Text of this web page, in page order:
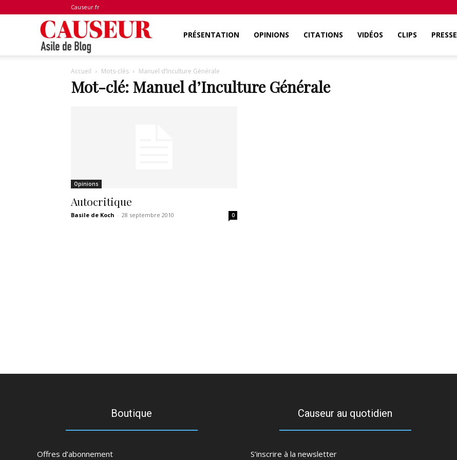
Causeur.fr
de
PRÉSENTATION OPINIONS CITATIONS VIDÉOS CLIPS PRESSE
Accueil Mots-clés Manuel d’Inculture Générale
Mot-clé: Manuel d’Inculture Générale
Opinions
Autocritique
Basile de Koch - 28 septembre 2010 0
Boutique
Offres d’abonnement
Causeur au quotidien
S’inscrire à la newsletter